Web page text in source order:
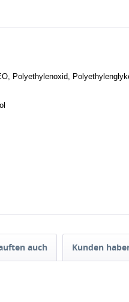
Polyethylenoxid,
auch Kunden